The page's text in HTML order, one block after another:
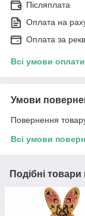
Післяплата
Оплата на
Оплата за
Всі умови оплати
Умови
Повернення
Всі умови
Подібні товари